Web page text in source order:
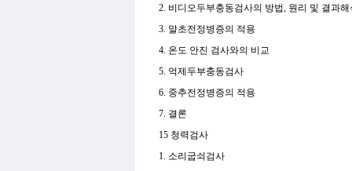
2. 비디오두부충동검사의 방법, 원리 및 결과
3. 말초전정병증의 적용
4. 온도 안진 검사와의 비교
5. 억제두부충동검사
6. 중추전정병증의 적용
7. 결론
15 청력검사
1. 소리굽쇠검사